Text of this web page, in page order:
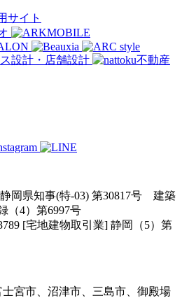
岡県知事(特-03) 第30817号 建築
（4）第6997号
[宅地建物取引業] 静岡（5）第
宮市、沼津市、三島市、御殿場